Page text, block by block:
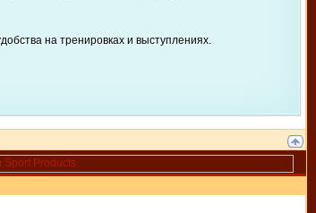
на тренировках и выступлениях.